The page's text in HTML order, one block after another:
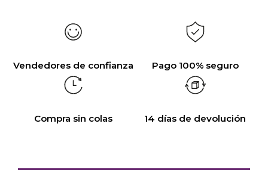
Vendedores de confianza Pago 100% seguro
Compra sin colas 14 días de devolución